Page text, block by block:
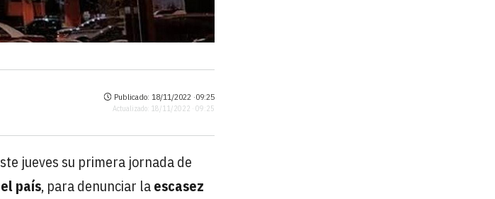
Publicado: 18/11/2022 ·09:25
Actualizado: 18/11/2022 · 09:25
jueves su primera jornada de
país, para denunciar laescasez